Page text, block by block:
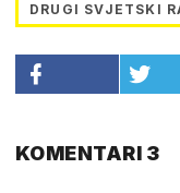
DRUGI SVJETSKI
KOMENTARI 3